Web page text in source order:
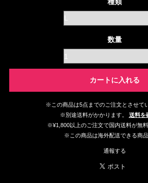
数量
カートに入れる
※この商品は5点までのご注文とさせて
※別途送料がかかります。
送料を
※¥1,800以上のご注文で国内送料が無料
※この商品は海外配送できる商品
通報する